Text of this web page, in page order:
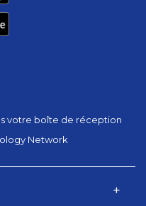
votre boîte de réception
Network